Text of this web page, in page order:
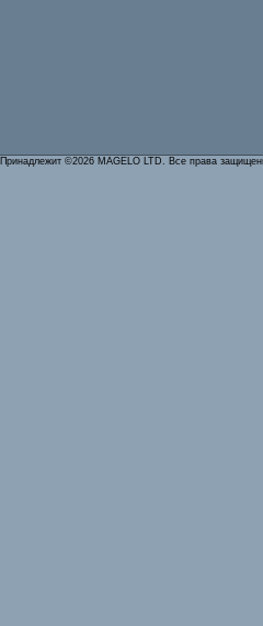
Принадлежит ©2026 MAGELO LTD. Все права